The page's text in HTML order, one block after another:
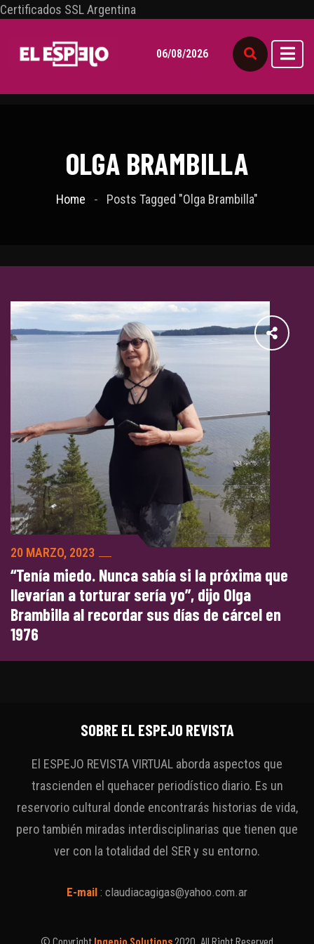
Certificados SSL Argentina
06/08/2026
OLGA BRAMBILLA
Home Posts Tagged "Olga Brambilla"
20 MARZO, 2023
“Tenía miedo. Nunca sabía si la próxima que
llevarían a torturar sería yo”, dijo Olga
Brambilla al recordar sus días de cárcel en
1976
SOBRE EL ESPEJO REVISTA
El ESPEJO REVISTA VIRTUAL aborda aspectos que
trascienden el quehacer periodístico diario. Es un
reservorio cultural donde encontrarás historias de vida,
pero también miradas interdisciplinarias que tienen que
ver con la totalidad del SER y su entorno.
E-mail : claudiacagigas@yahoo.com.ar
© Copyright Ingenio Solutions 2020. All Right Reserved